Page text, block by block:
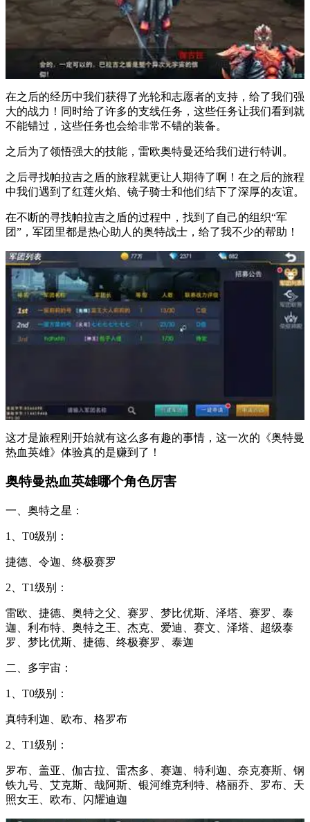
在之后的经历中我们获得了光轮和志愿者的支持，给了我们强
大的战力！同时给了许多的支线任务，这些任务让我们看到就
不能错过，这些任务也会给非常不错的装备。
之后为了领悟强大的技能，雷欧奥特曼还给我们进行特训。
之后寻找帕拉吉之盾的旅程就更让人期待了啊！在之后的旅程
中我们遇到了红莲火焰、镜子骑士和他们结下了深厚的友谊。
在不断的寻找帕拉吉之盾的过程中，找到了自己的组织“军
团”，军团里都是热心助人的奥特战士，给了我不少的帮助！
这才是旅程刚开始就有这么多有趣的事情，这一次的《奥特曼
热血英雄》体验真的是赚到了！
奥特曼热血英雄哪个角色厉害
一、奥特之星：
1、T0级别：
捷德、令迦、终极赛罗
2、T1级别：
雷欧、捷德、奥特之父、赛罗、梦比优斯、泽塔、赛罗、泰
迦、利布特、奥特之王、杰克、爱迪、赛文、泽塔、超级泰
罗、梦比优斯、捷德、终极赛罗、泰迦
二、多宇宙：
1、T0级别：
真特利迦、欧布、格罗布
2、T1级别：
罗布、盖亚、伽古拉、雷杰多、赛迦、特利迦、奈克赛斯、钢
铁九号、艾克斯、哉阿斯、银河维克利特、格丽乔、罗布、天
照女王、欧布、闪耀迪迦